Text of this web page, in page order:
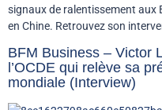
signaux de ralentissement aux
en Chine. Retrouvez son
BFM Business – Victor
l’OCDE qui relève sa
mondiale (Interview)